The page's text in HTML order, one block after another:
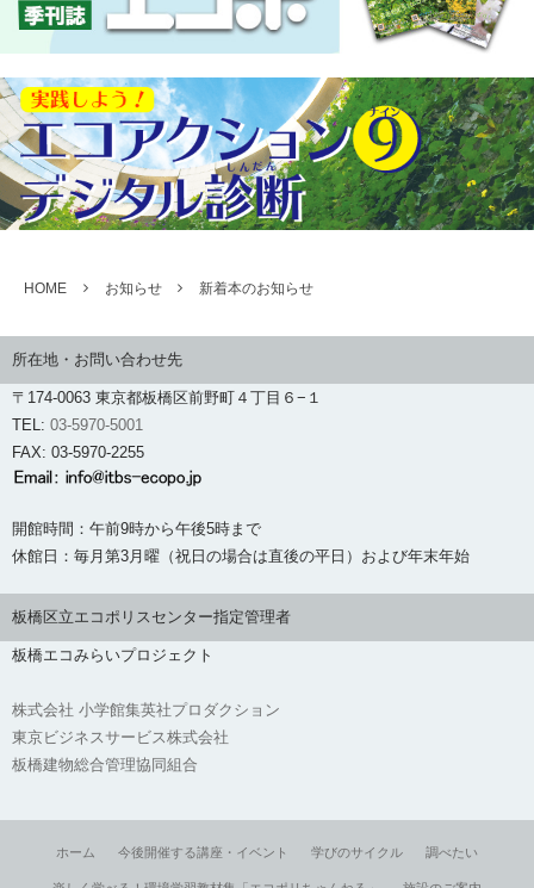
HOME お知らせ 新着本のお知らせ
所在地・お問い合わせ先
〒174-0063 東京都板橋区前野町４丁目６−１
TEL: 03-5970-5001
FAX: 03-5970-2255
開館時間：午前9時から午後5時まで
休館日：毎月第3月曜（祝日の場合は直後の平日）および年末年始
板橋区立エコポリスセンター指定管理者
板橋エコみらいプロジェクト
株式会社 小学館集英社プロダクション
東京ビジネスサービス株式会社
板橋建物総合管理協同組合
ホーム 今後開催する講座・イベント 学びのサイクル 調べたい